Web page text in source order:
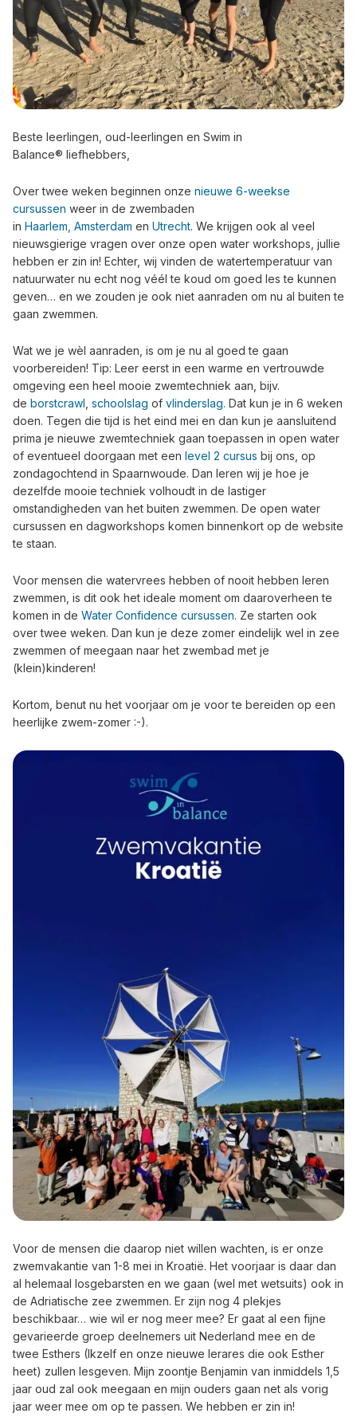
Beste leerlingen, oud-leerlingen en Swim in
Balance® liefhebbers,
Over twee weken beginnen onze nieuwe 6-weekse
cursussen weer in de zwembaden
in Haarlem, Amsterdam en Utrecht. We krijgen ook al veel
nieuwsgierige vragen over onze open water workshops, jullie
hebben er zin in! Echter, wij vinden de watertemperatuur van
natuurwater nu echt nog véél te koud om goed les te kunnen
geven… en we zouden je ook niet aanraden om nu al buiten te
gaan zwemmen.
Wat we je wèl aanraden, is om je nu al goed te gaan
voorbereiden! Tip: Leer eerst in een warme en vertrouwde
omgeving een heel mooie zwemtechniek aan, bijv.
de borstcrawl schoolslag of vlinderslag. Dat kun je in 6 weken
doen. Tegen die tijd is het eind mei en dan kun je aansluitend
prima je nieuwe zwemtechniek gaan toepassen in open water
of eventueel doorgaan met een level 2 cursus bij ons, op
zondagochtend in Spaarnwoude. Dan leren wij je hoe je
dezelfde mooie techniek volhoudt in de lastiger
omstandigheden van het buiten zwemmen. De open water
cursussen en dagworkshops komen binnenkort op de website
te staan.
Voor mensen die watervrees hebben of nooit hebben leren
zwemmen, is dit ook het ideale moment om daaroverheen te
komen in de Water Confidence cursussen. Ze starten ook
over twee weken. Dan kun je deze zomer eindelijk wel in zee
zwemmen of meegaan naar het zwembad met je
(klein)kinderen!
Kortom, benut nu het voorjaar om je voor te bereiden op een
heerlijke zwem-zomer :-).
Voor de mensen die daarop niet willen wachten, is er onze
zwemvakantie van 1-8 mei in Kroatië. Het voorjaar is daar dan
al helemaal losgebarsten en we gaan (wel met wetsuits) ook in
de Adriatische zee zwemmen. Er zijn nog 4 plekjes
beschikbaar… wie wil er nog meer mee? Er gaat al een fijne
gevarieerde groep deelnemers uit Nederland mee en de
twee Esthers (Ikzelf en onze nieuwe lerares die ook Esther
heet) zullen lesgeven. Mijn zoontje Benjamin van inmiddels 1,5
jaar oud zal ook meegaan en mijn ouders gaan net als vorig
jaar weer mee om op te passen. We hebben er zin in!